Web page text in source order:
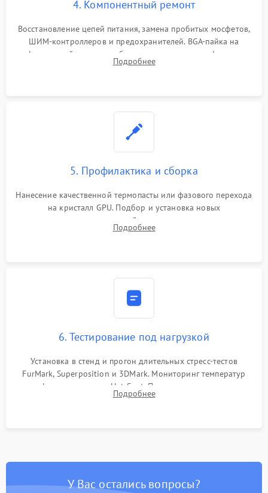
4. Компонентный ремонт
Восстановление цепей питания, замена пробитых мосфетов,
ШИМ-контроллеров и предохранителей. BGA-пайка на
инфракрасной станции реболлинг или замена графического
чипа и дефектной памяти GDDR. Прошивка BIOS
Подробнее
5. Профилактика и сборка
Нанесение качественной термопасты или фазового перехода
на кристалл GPU. Подбор и установка новых
термопрокладок правильной толщины на память и цепи
питания. Монтаж радиатора и бэкплейта, подключение и
Подробнее
6. Тестирование под нагрузкой
Установка в стенд и прогон длительных стресс-тестов
FurMark, Superposition и 3DMark. Мониторинг температур
графического чипа и Hot Spot. Проверка на отсутствие
артефактов изображения, вылетов драйвера и зависаний.
Подробнее
У Вас остались вопросы?